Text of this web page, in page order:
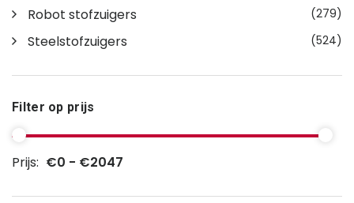
Robot stofzuigers (279)
Steelstofzuigers (524)
Filter op prijs
Prijs: €0 - €2047